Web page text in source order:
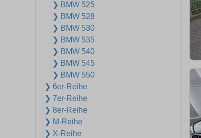
❯ BMW 525
❯ BMW 528
❯ BMW 530
❯ BMW 535
❯ BMW 540
❯ BMW 545
❯ BMW 550
❯ 6er-Reihe
❯ 7er-Reihe
❯ 8er-Reihe
❯ M-Reihe
❯ X-Reihe